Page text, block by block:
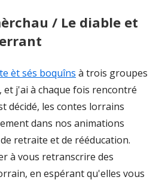
/ Le diable et
èt sés boquîns à trois groupes
et j'ai à chaque fois rencontré
décidé, les contes lorrains
dans nos animations
retraite et de rééducation.
à vous retranscrire des
en espérant qu'elles vous